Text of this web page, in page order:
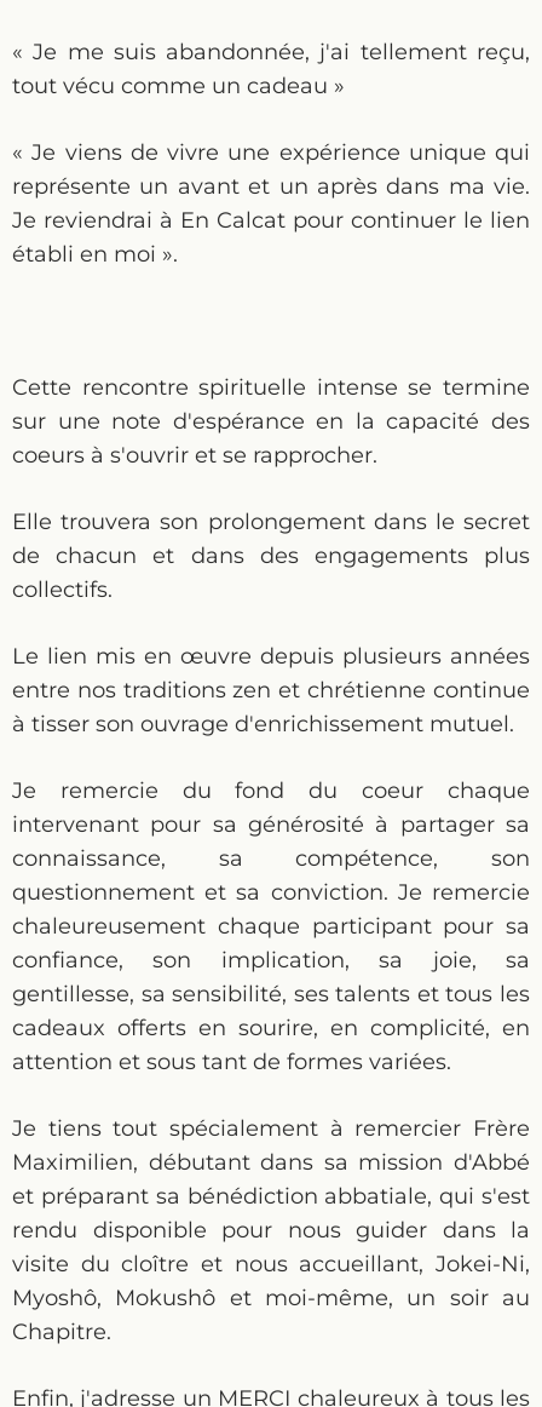
« Je me suis abandonnée, j'ai tellement reçu,
tout vécu comme un cadeau »
« Je viens de vivre une expérience unique qui
représente un avant et un après dans ma vie.
Je reviendrai à En Calcat pour continuer le lien
établi en moi ».
Cette rencontre spirituelle intense se termine
sur une note d'espérance en la capacité des
coeurs à s'ouvrir et se rapprocher.
Elle trouvera son prolongement dans le secret
de chacun et dans des engagements plus
collectifs.
Le lien mis en œuvre depuis plusieurs années
entre nos traditions zen et chrétienne continue
à tisser son ouvrage d'enrichissement mutuel.
Je remercie du fond du coeur chaque
intervenant pour sa générosité à partager sa
connaissance, sa compétence, son
questionnement et sa conviction. Je remercie
chaleureusement chaque participant pour sa
confiance, son implication, sa joie, sa
gentillesse, sa sensibilité, ses talents et tous les
cadeaux offerts en sourire, en complicité, en
attention et sous tant de formes variées.
Je tiens tout spécialement à remercier Frère
Maximilien, débutant dans sa mission d'Abbé
et préparant sa bénédiction abbatiale, qui s'est
rendu disponible pour nous guider dans la
visite du cloître et nous accueillant, Jokei-Ni,
Myoshô, Mokushô et moi-même, un soir au
Chapitre.
Enfin, j'adresse un MERCI chaleureux à tous les